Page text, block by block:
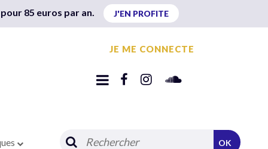
85 euros par an. J'EN PROFITE
JE ME CONNECTE
OK